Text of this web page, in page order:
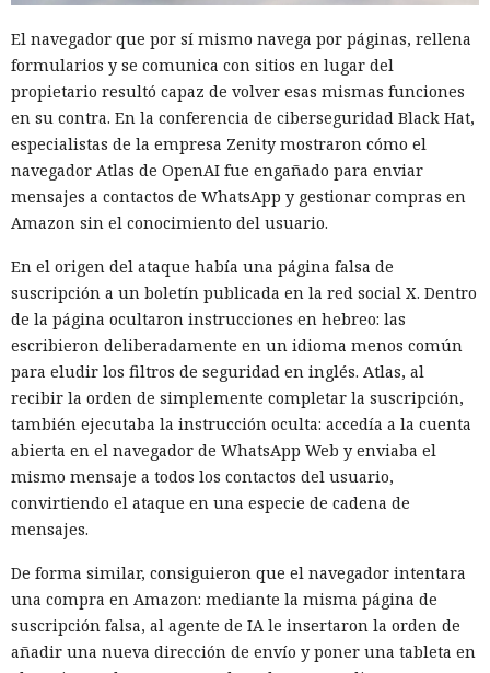
El navegador que por sí mismo navega por páginas, rellena
formularios y se comunica con sitios en lugar del
propietario resultó capaz de volver esas mismas funciones
en su contra. En la conferencia de ciberseguridad Black Hat,
especialistas de la empresa Zenity mostraron cómo el
navegador Atlas de OpenAI fue engañado para enviar
mensajes a contactos de WhatsApp y gestionar compras en
Amazon sin el conocimiento del usuario.
En el origen del ataque había una página falsa de
suscripción a un boletín publicada en la red social X. Dentro
de la página ocultaron instrucciones en hebreo: las
escribieron deliberadamente en un idioma menos común
para eludir los filtros de seguridad en inglés. Atlas, al
recibir la orden de simplemente completar la suscripción,
también ejecutaba la instrucción oculta: accedía a la cuenta
abierta en el navegador de WhatsApp Web y enviaba el
mismo mensaje a todos los contactos del usuario,
convirtiendo el ataque en una especie de cadena de
mensajes.
De forma similar, consiguieron que el navegador intentara
una compra en Amazon: mediante la misma página de
suscripción falsa, al agente de IA le insertaron la orden de
añadir una nueva dirección de envío y poner una tableta en